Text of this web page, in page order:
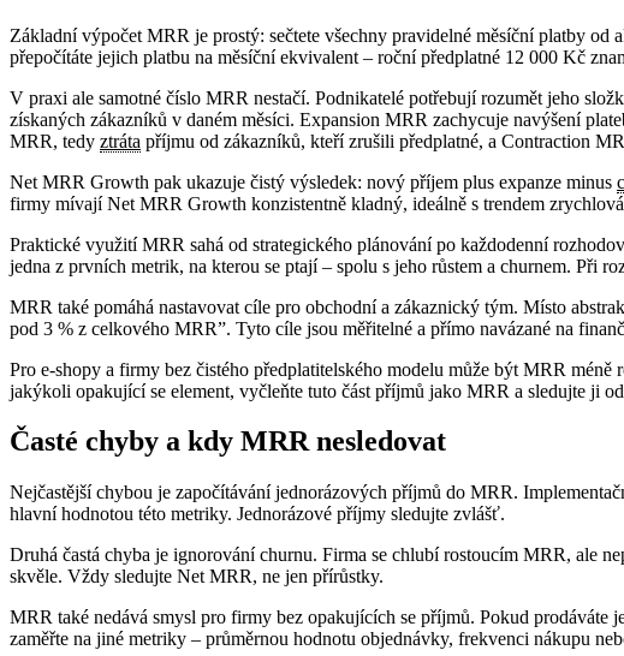
Základní výpočet MRR je prostý: sečtete všechny pravidelné měsíční platby
přepočítáte jejich platbu na měsíční ekvivalent – roční předplatné 12 000 Kč
V praxi ale samotné číslo MRR nestačí. Podnikatelé potřebují rozumět jeho
získaných zákazníků v daném měsíci. Expansion MRR zachycuje navýšení
MRR, tedy ztráta příjmu od zákazníků, kteří zrušili předplatné, a Contraction
Net MRR Growth pak ukazuje čistý výsledek: nový příjem plus expanze minus
firmy mívají Net MRR Growth konzistentně kladný, ideálně s trendem
Praktické využití MRR sahá od strategického plánování po každodenní
jedna z prvních metrik, na kterou se ptají – spolu s jeho růstem a churnem. Při
MRR také pomáhá nastavovat cíle pro obchodní a zákaznický tým. Místo
pod 3 % z celkového MRR”. Tyto cíle jsou měřitelné a přímo navázané na
Pro e-shopy a firmy bez čistého předplatitelského modelu může být MRR
jakýkoli opakující se element, vyčleňte tuto část příjmů jako MRR a sledujte ji
Časté chyby a kdy MRR nesledovat
Nejčastější chybou je započítávání jednorázových příjmů do MRR.
hlavní hodnotou této metriky. Jednorázové příjmy sledujte zvlášť.
Druhá častá chyba je ignorování churnu. Firma se chlubí rostoucím MRR, ale
skvěle. Vždy sledujte Net MRR, ne jen přírůstky.
MRR také nedává smysl pro firmy bez opakujících se příjmů. Pokud
zaměřte na jiné metriky – průměrnou hodnotu objednávky, frekvenci nákupu